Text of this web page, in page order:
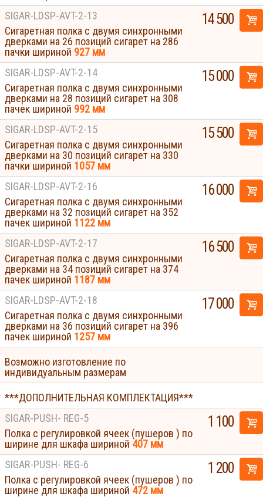
SIGAR-LDSP-AVT-2-13
Сигаретная полка с двумя синхронными
дверками на 26 позиций сигарет на 286
пачки шириной 927 мм
14 500
SIGAR-LDSP-AVT-2-14
Сигаретная полка с двумя синхронными
дверками на 28 позиций сигарет на 308
пачек шириной 992 мм
15 000
SIGAR-LDSP-AVT-2-15
Сигаретная полка с двумя синхронными
дверками на 30 позиций сигарет на 330
пачки шириной 1057 мм
15 500
SIGAR-LDSP-AVT-2-16
Сигаретная полка с двумя синхронными
дверками на 32 позиций сигарет на 352
пачек шириной 1122 мм
16 000
SIGAR-LDSP-AVT-2-17
Сигаретная полка с двумя синхронными
дверками на 34 позиций сигарет на 374
пачек шириной 1187 мм
16 500
SIGAR-LDSP-AVT-2-18
Сигаретная полка с двумя синхронными
дверками на 36 позиций сигарет на 396
пачек шириной 1257 мм
17 000
Возможно изготовление по
индивидуальным размерам
***ДОПОЛНИТЕЛЬНАЯ КОМПЛЕКТАЦИЯ***
SIGAR-PUSH- REG-5
Полка с регулировкой ячеек (пушеров ) по
ширине для шкафа шириной 407 мм
1 100
SIGAR-PUSH- REG-6
Полка с регулировкой ячеек (пушеров ) по
ширине для шкафа шириной 472 мм
1 200